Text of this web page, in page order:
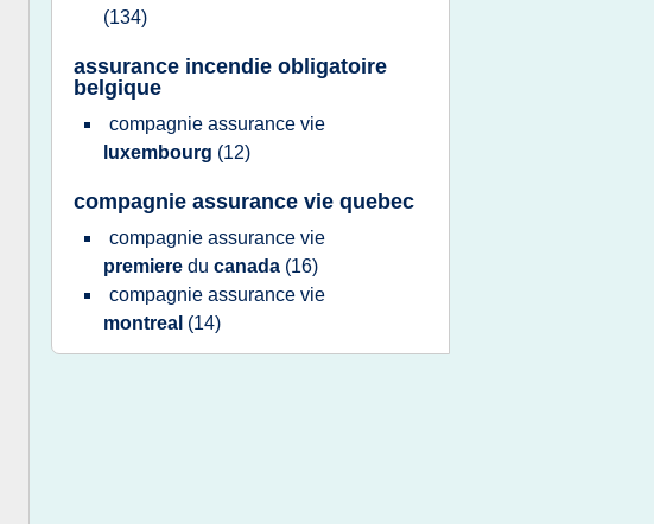
(134)
assurance incendie obligatoire
belgique
compagnie assurance vie
luxembourg (12)
compagnie assurance vie quebec
compagnie assurance vie
premiere du canada (16)
compagnie assurance vie
montreal (14)